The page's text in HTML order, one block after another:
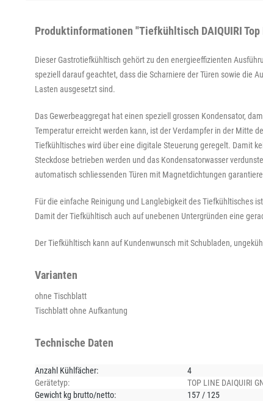
Produktinformationen "Tiefkühltisch DAIQUIRI
Dieser Gastrotiefkühltisch gehört zu den energieeffizienten
speziell darauf geachtet, dass die Scharniere der Türen sowie die
Lasten ausgesetzt sind.
Das Gewerbeaggregat hat einen speziell grossen Kondensator,
Temperatur erreicht werden kann, ist der Verdampfer in der Mitte
Tiefkühltisches wird über eine digitale Steuerung geregelt. Damit
Steckdose betrieben werden und das Kondensatorwasser
automatisch schliessenden Türen mit Magnetdichtungen
Für die einfache Reinigung und Langlebigkeit des Tiefkühltisches
Damit der Tiefkühltisch auch auf unebenen Untergründen eine
Der Tiefkühltisch kann auf Kundenwunsch mit Schubladen,
Varianten
ohne Tischblatt
Tischblatt ohne Aufkantung
Technische Daten
Anzahl Kühlfächer:
4
Gerätetyp:
TOP LINE DAIQUIRI
Gewicht kg brutto/netto:
157 / 125